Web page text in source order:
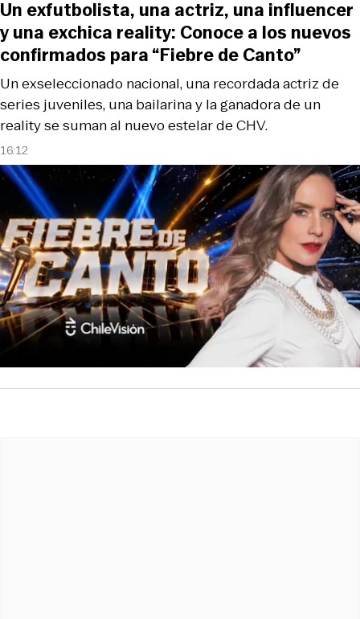
16:12
Un exseleccionado nacional, una recordada actriz de
series juveniles, una bailarina y la ganadora de un
reality se suman al nuevo estelar de CHV.
Un exfutbolista, una actriz, una influencer
y una exchica reality: Conoce a los nuevos
confirmados para “Fiebre de Canto”